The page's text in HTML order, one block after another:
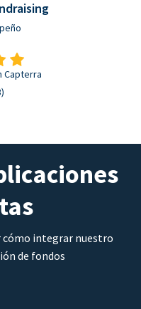
Capterra
cómo integrar nuestro
de fondos